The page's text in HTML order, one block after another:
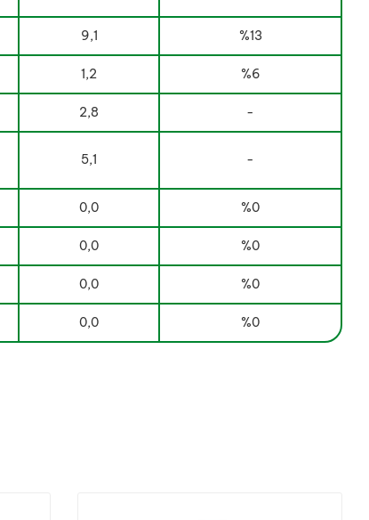
9,1 %13
1,2 %6
2,8 -
5,1 -
0,0 %0
0,0 %0
0,0 %0
0,0 %0